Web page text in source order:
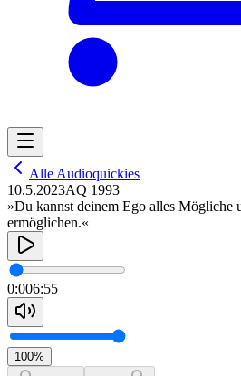
Alle Audioquickies
10.5.2023AQ 1993
»Du kannst deinem Ego alles Mögliche
ermöglichen.«
0:006:55
100%